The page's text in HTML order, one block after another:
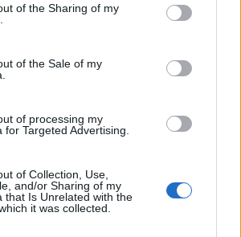
of the Sharing of my
of the Sale of my
of processing my
for Targeted Advertising.
of Collection, Use,
and/or Sharing of my
that Is Unrelated with the
it was collected.
teljes cikkarchívum
elmúlt 2 év napon belüli
VAGY?